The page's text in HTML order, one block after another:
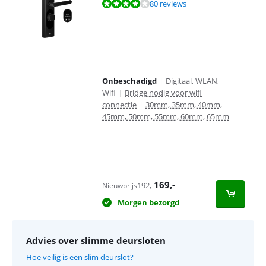
Beoordeling is 8,2 van de 10, gebaseerd op 80 reviews.
80 reviews
Onbeschadigd | Digitaal, WLAN,
Wifi | Bridge nodig voor wifi
connectie | 30mm, 35mm, 40mm,
45mm, 50mm, 55mm, 60mm, 65mm
Nieuwprijs192,-169,-
Morgen bezorgd
Advies over slimme deursloten
Hoe veilig is een slim deurslot?